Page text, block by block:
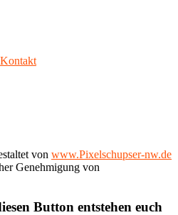
Kontakt
von www.Pixelschupser-nw.de
Genehmigung von
Button entstehen euch